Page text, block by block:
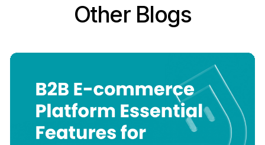
Other Blogs